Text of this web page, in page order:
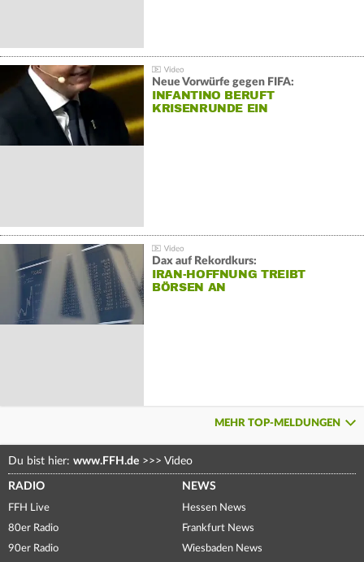
Neue Vorwürfe gegen FIFA:
INFANTINO BERUFT
KRISENRUNDE EIN
Dax auf Rekordkurs:
IRAN-HOFFNUNG TREIBT
BÖRSEN AN
MEHR TOP-MELDUNGEN
Du bist hier: www.FFH.de >>> Video
RADIO
FFH Live
80er Radio
90er Radio
NEWS
Hessen News
Frankfurt News
Wiesbaden News